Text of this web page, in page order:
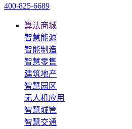
400-825-6689
算法商城
智慧能源
智能制造
智慧零售
建筑地产
智慧园区
无人机应用
智慧城管
智慧交通